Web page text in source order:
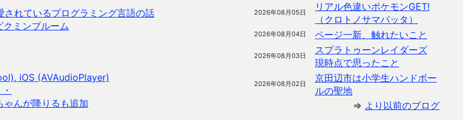
れているプログラミング言語の話
ミンブルーム
iOS (AVAudioPlayer)
んが降りるも追加
2026年08月05日
リアル色違いポケモンGET!
（クロトノサマバッタ）
2026年08月04日 ページ一新、触れたいこと
2026年08月03日
スプラトゥーンレイダーズ
現時点で思ったこと
2026年08月02日
京田辺市は小学生ハンドボー
ルの聖地
⇒ より以前のブログ